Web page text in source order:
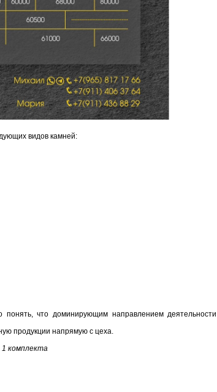
видов камней:
что доминирующим направлением деятельности
продукции напрямую с цеха.
1 комплекта